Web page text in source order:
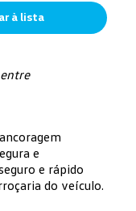
à lista
e
e rápido
do veículo.